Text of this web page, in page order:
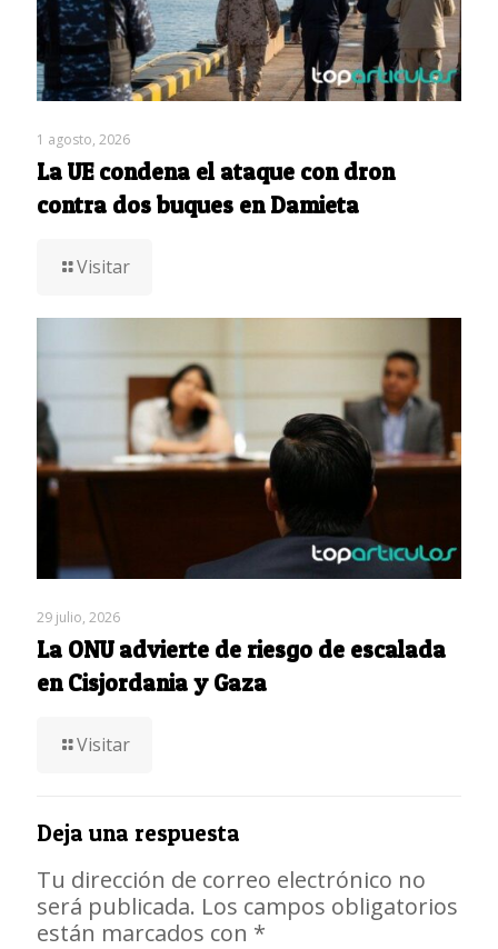
1 agosto, 2026
La UE condena el ataque con dron
contra dos buques en Damieta
Visitar
29 julio, 2026
La ONU advierte de riesgo de escalada
en Cisjordania y Gaza
Visitar
Deja una respuesta
Tu dirección de correo electrónico no
será publicada. Los campos obligatorios
están marcados con *